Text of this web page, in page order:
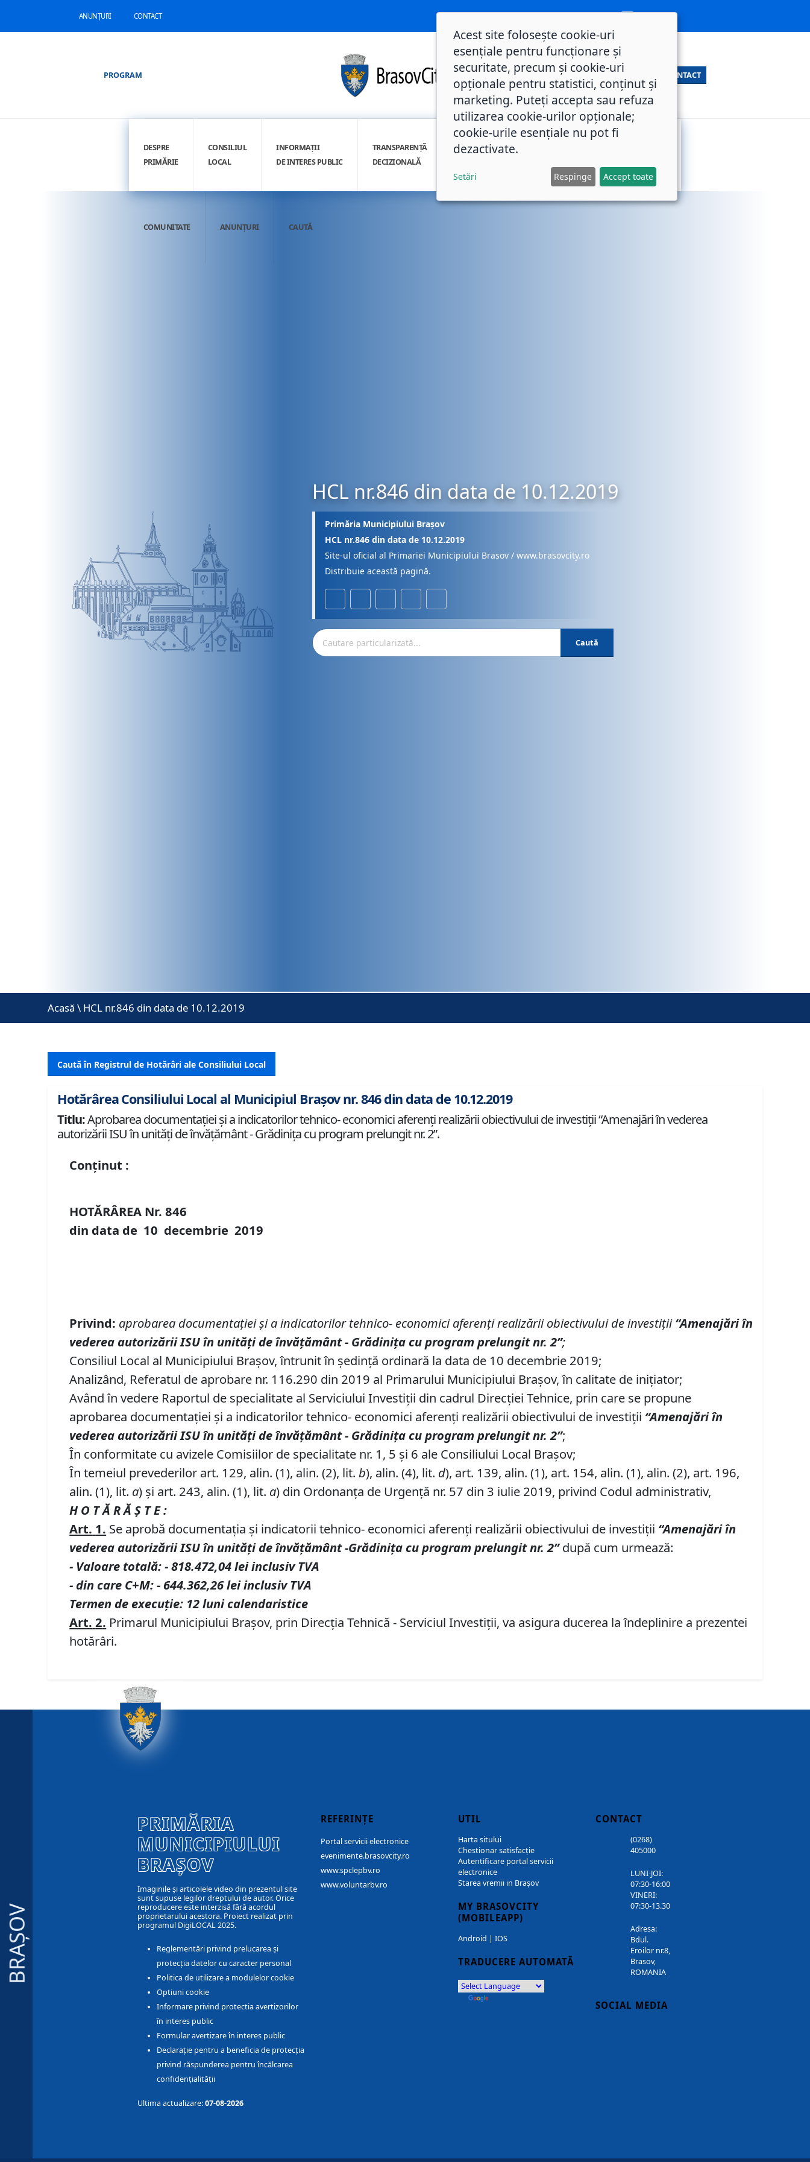
ANUNȚURI CONTACT
PROGRAM CONTACT
DESPRE
PRIMĂRIE
CONSILIUL
LOCAL
INFORMAȚII
DE INTERES PUBLIC
TRANSPARENȚĂ
DECIZIONALĂ
INTEGRITATE
COMUNITATE ANUNȚURI CAUTĂ
HCL nr.846 din data de 10.12.2019
Primăria Municipiului Brașov
HCL nr.846 din data de 10.12.2019
Site-ul oficial al Primariei Municipiului Brasov / www.brasovcity.ro
Distribuie această pagină.
Caută
Acasă \ HCL nr.846 din data de 10.12.2019
Caută în Registrul de Hotărâri ale Consiliului Local
Hotărârea Consiliului Local al Municipiul Brașov nr. 846 din data de 10.12.2019
Titlu:Aprobarea documentației și a indicatorilor tehnico- economici aferenți realizării obiectivului de investiții “Amenajări în vederea
autorizării ISU în unități de învățământ - Grădinița cu program prelungit nr. 2”.
Conținut :
HOTĂRÂREA Nr.846
din data de 10 decembrie2019
Privind: aprobarea documentației și aindicatorilor tehnico- economiciaferenți realizăriiobiectivuluide investiții“Amenajăriîn
vederea autorizării ISUîn unități deînvățământ - Grădinița cu program prelungitnr. 2”;
Consiliul Local al Municipiului Brașov, întrunit în ședință ordinară la data de 10 decembrie 2019;
Analizând, Referatul de aprobare nr. 116.290 din 2019 al Primarului Municipiului Braşov, în calitate de inițiator;
Având în vedere Raportul de specialitate al Serviciului Investiții din cadrul Direcţiei Tehnice, prin care se propune
aprobarea documentației și a indicatorilor tehnico- economici aferenți realizării obiectivului de investiții “Amenajăriîn
vederea autorizării ISUîn unități deînvățământ - Grădinița cu program prelungitnr. 2”;
În conformitate cu avizele Comisiilor de specialitate nr. 1, 5 și 6 ale Consiliului Local Brașov;
În temeiul prevederilor art. 129, alin. (1), alin. (2), lit.b), alin. (4), lit. d), art. 139, alin. (1), art. 154, alin. (1), alin. (2), art. 196,
alin. (1), lit. a) și art. 243, alin. (1), lit. a) din Ordonanța de Urgență nr. 57 din 3 iulie 2019, privind Codul administrativ,
H O T Ă R Ă Ş T E :
Art. 1. Se aprobă documentația și indicatorii tehnico- economici aferenți realizării obiectivului de investiții “Amenajăriîn
vederea autorizării ISUîn unități deînvățământ -Grădinița cu program prelungitnr.2”după cum urmează:
- Valoare totală:-818.472,04lei inclusiv TVA
- din care C+M:-644.362,26lei inclusiv TVA
Termen de execuție: 12lunicalendaristice
Art. 2. Primarul Municipiului Braşov, prin Direcţia Tehnică - Serviciul Investiții, va asigura ducerea la îndeplinire a prezentei
hotărâri.
BRAȘOV
PRIMĂRIA
MUNICIPIULUI
BRAȘOV
Imaginile și articolele video din prezentul site
sunt supuse legilor dreptului de autor. Orice
reproducere este interzisă fără acordul
proprietarului acestora. Proiect realizat prin
programul DigiLOCAL 2025.
Reglementări privind prelucarea și
protecția datelor cu caracter personal
Politica de utilizare a modulelor cookie
Optiuni cookie
Informare privind protectia avertizorilor
în interes public
Formular avertizare în interes public
Declarație pentru a beneficia de protecția
privind răspunderea pentru încălcarea
confidențialității
Ultima actualizare:07-08-2026
REFERINȚE
Portal servicii electronice
evenimente.brasovcity.ro
www.spclepbv.ro
www.voluntarbv.ro
UTIL
Harta sitului
Chestionar satisfacție
Autentificare portal servicii
electronice
Starea vremii in Brașov
MY BRASOVCITY
(MOBILEAPP)
Android | IOS
TRADUCERE AUTOMATĂ
CONTACT
(0268)
405000
LUNI-JOI:
07:30-16:00
VINERI:
07:30-13.30
Adresa:
Bdul.
Eroilor nr.8,
Brasov,
ROMANIA
SOCIAL MEDIA
Acest site folosește cookie-uri
esențiale pentru funcționare și
securitate, precum și cookie-uri
opționale pentru statistici, conținut și
marketing. Puteți accepta sau refuza
utilizarea cookie-urilor opționale;
cookie-urile esențiale nu pot fi
dezactivate.
Setări Respinge Accept toate